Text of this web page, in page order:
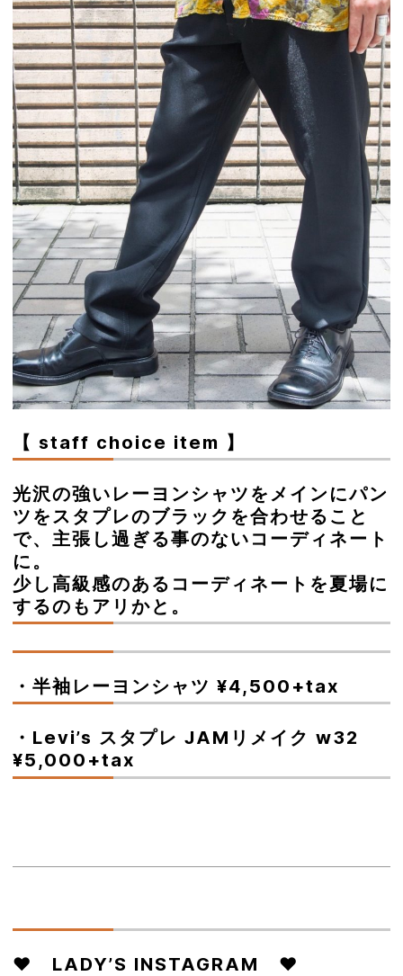
【 staff choice item 】
光沢の強いレーヨンシャツをメインにパン
ツをスタプレのブラックを合わせること
で、主張し過ぎる事のないコーディネート
に。
少し高級感のあるコーディネートを夏場に
するのもアリかと。
・半袖レーヨンシャツ ¥4,500+tax
・Levi’s スタプレ JAMリメイク w32
¥5,000+tax
♥ LADY’S INSTAGRAM ♥